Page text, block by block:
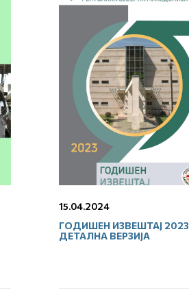
15.04.2024
ГОДИШЕН ИЗВЕШТАЈ 2023
ДЕТАЛНА ВЕРЗИЈА